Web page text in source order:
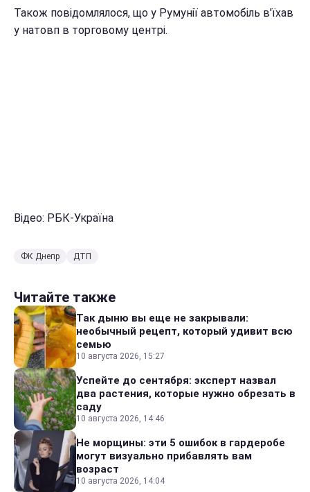
Також повідомлялося, що у Румунії автомобіль в'їхав
у натовп в торговому центрі.
Відео: РБК-Україна
ФК Днепр ДТП
Читайте также
Так дыню вы еще не закрывали:
необычный рецепт, который удивит всю
семью
10 августа 2026, 15:27
Успейте до сентября: эксперт назвал
два растения, которые нужно обрезать в
саду
10 августа 2026, 14:46
Не морщины: эти 5 ошибок в гардеробе
могут визуально прибавлять вам
возраст
10 августа 2026, 14:04